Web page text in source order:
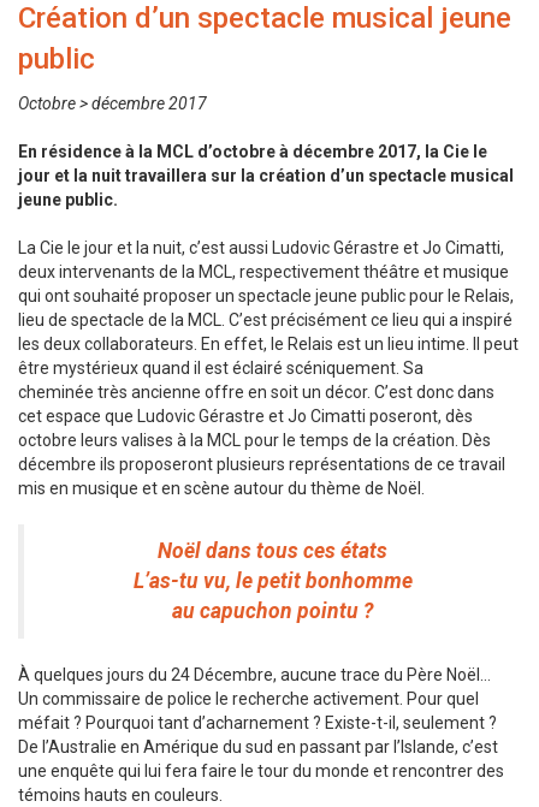
Création d’un spectacle musical jeune
public
Octobre > décembre 2017
En résidence à la MCL d’octobre à décembre 2017, la Cie le
jour et la nuit travaillera sur la création d’un spectacle musical
jeune public.
La Cie le jour et la nuit, c’est aussi Ludovic Gérastre et Jo Cimatti,
deux intervenants de la MCL, respectivement théâtre et musique
qui ont souhaité proposer un spectacle jeune public pour le Relais,
lieu de spectacle de la MCL. C’est précisément ce lieu qui a inspiré
les deux collaborateurs. En effet, le Relais est un lieu intime. Il peut
être mystérieux quand il est éclairé scéniquement. Sa
cheminée très ancienne offre en soit un décor. C’est donc dans
cet espace que Ludovic Gérastre et Jo Cimatti poseront, dès
octobre leurs valises à la MCL pour le temps de la création. Dès
décembre ils proposeront plusieurs représentations de ce travail
mis en musique et en scène autour du thème de Noël.
Noël dans tous ces états
L’as-tu vu, le petit bonhomme
au capuchon pointu ?
À quelques jours du 24 Décembre, aucune trace du Père Noël…
Un commissaire de police le recherche activement. Pour quel
méfait ? Pourquoi tant d’acharnement ? Existe-t-il, seulement ?
De l’Australie en Amérique du sud en passant par l’Islande, c’est
une enquête qui lui fera faire le tour du monde et rencontrer des
témoins hauts en couleurs.